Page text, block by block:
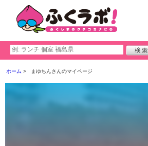
ホーム まゆちんさんのマイページ